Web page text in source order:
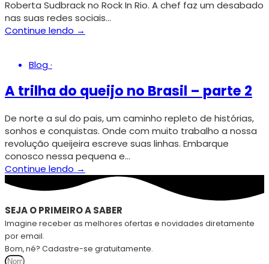
Roberta Sudbrack no Rock In Rio. A chef faz um desabado
nas suas redes sociais…
Continue lendo →
Blog·
A trilha do queijo no Brasil – parte 2
De norte a sul do pais, um caminho repleto de histórias,
sonhos e conquistas. Onde com muito trabalho a nossa
revolução queijeira escreve suas linhas. Embarque
conosco nessa pequena e…
Continue lendo →
SEJA O PRIMEIRO A SABER
Imagine receber as melhores ofertas e novidades diretamente
por email.
Bom, né? Cadastre-se gratuitamente.